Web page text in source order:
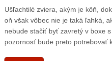
Ušľachtilé zviera, akým je kôň,
oň však vôbec nie je taká ľahká,
nebude stačiť byť zavretý v boxe
pozornosť bude preto potrebovať